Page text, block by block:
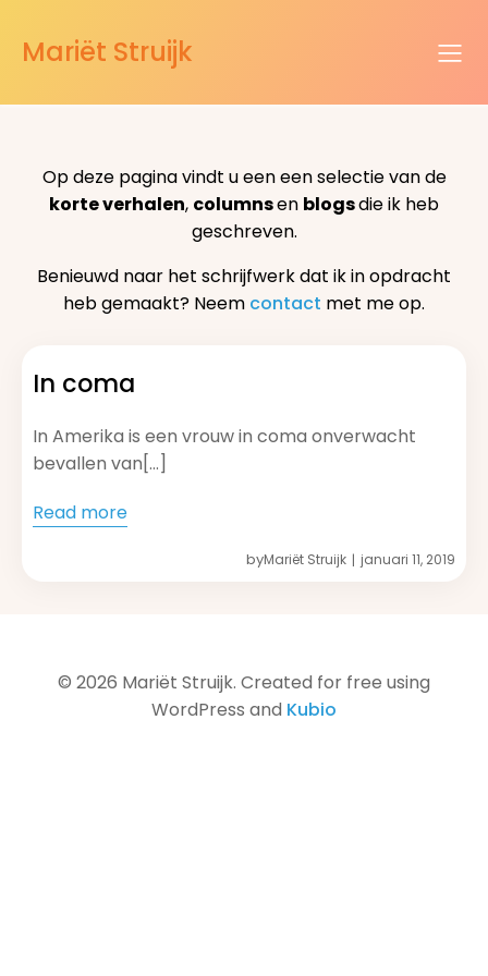
Mariët Struijk
Op deze pagina vindt u een een selectie van de
korte verhalen, columnsen blogsdie ik heb
geschreven.
Benieuwd naar het schrijfwerk dat ik in opdracht
heb gemaakt? Neem contact met me op.
In coma
In Amerika is een vrouw in coma onverwacht
bevallen van[…]
Read more
byMariët Struijk | januari 11, 2019
© 2026 Mariët Struijk. Created for free using
WordPress and Kubio